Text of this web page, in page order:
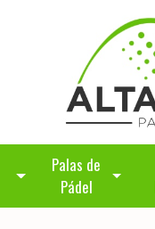
Palas de
Pádel